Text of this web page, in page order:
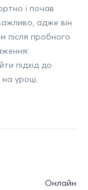
і почав
адже він
після пробного
підхід до
уроці.
Онлайн